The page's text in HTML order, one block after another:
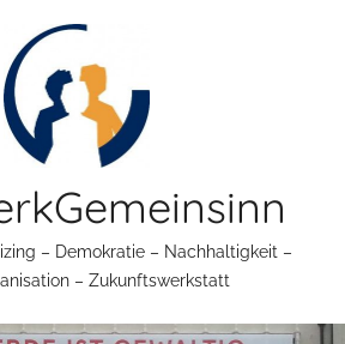
– Demokratie – Nachhaltigkeit –
– Zukunftswerkstatt